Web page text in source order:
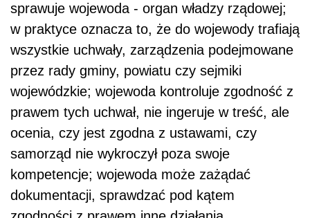
sprawuje wojewoda - organ władzy rządowej;
w praktyce oznacza to, że do wojewody trafiają
wszystkie uchwały, zarządzenia podejmowane
przez rady gminy, powiatu czy sejmiki
wojewódzkie; wojewoda kontroluje zgodność z
prawem tych uchwał, nie ingeruje w treść, ale
ocenia, czy jest zgodna z ustawami, czy
samorząd nie wykroczył poza swoje
kompetencje; wojewoda może zażądać
dokumentacji, sprawdzać pod kątem